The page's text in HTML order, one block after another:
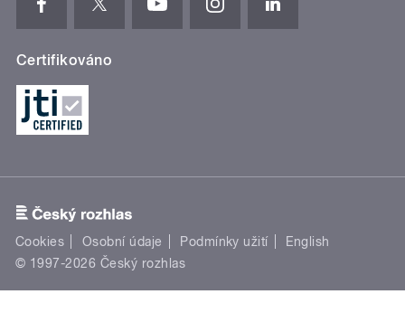
Certifikováno
Cookies Osobní údaje Podmínky užití
English
© 1997-2026 Český rozhlas